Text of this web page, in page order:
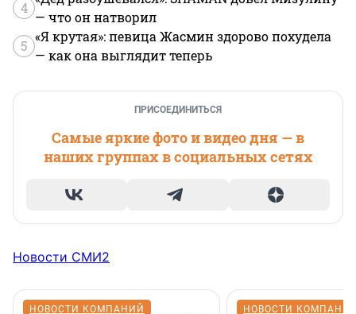
4
— что он натворил
5
«Я крутая»: певица Жасмин здорово похудела
— как она выглядит теперь
ПРИСОЕДИНИТЬСЯ
Самые яркие фото и видео дня — в
наших группах в социальных сетях
Новости СМИ2
НОВОСТИ КОМПАНИЙ НОВОСТИ